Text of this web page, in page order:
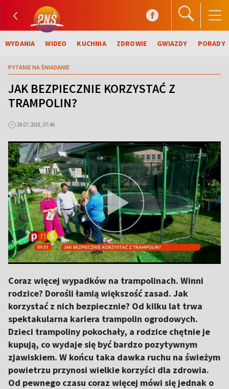
WYDANIA WIDEO KUCHNIA ZDROWIE GWIAZDY PORADY
PYTANIE NA ŚNIADANIE
JAK BEZPIECZNIE KORZYSTAĆ Z
TRAMPOLIN?
24.07.2018, 07:46
Coraz więcej wypadków na trampolinach. Winni
rodzice? Dorośli łamią większość zasad. Jak
korzystać z nich bezpiecznie? Od kilku lat trwa
spektakularna kariera trampolin ogrodowych.
Dzieci trampoliny pokochały, a rodzice chętnie je
kupują, co wydaje się być bardzo pozytywnym
zjawiskiem. W końcu taka dawka ruchu na świeżym
powietrzu przynosi wielkie korzyści dla zdrowia.
Od pewnego czasu coraz więcej mówi się jednak o